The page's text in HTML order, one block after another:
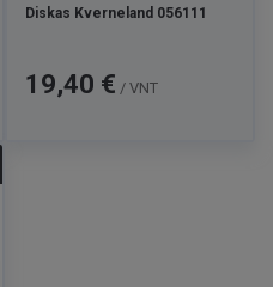
Diskas Kverneland 056111
Kaina
19,40 € / VNT